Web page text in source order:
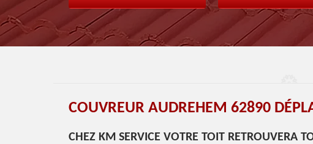
COUVREUR AUDREHEM 62890
CHEZ KM SERVICE VOTRE TOIT RETROUVERA